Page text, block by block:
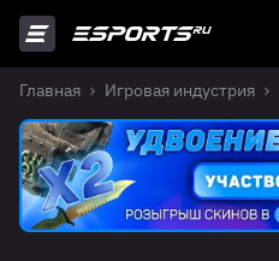
Главная Игровая индустрия